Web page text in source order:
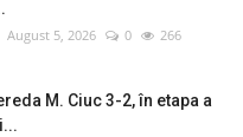
August 5, 2026 0 266
M. Ciuc 3-2, în etapa a